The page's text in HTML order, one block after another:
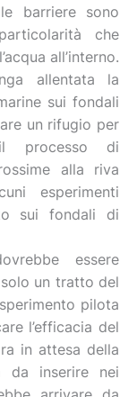
barriere sono
che
all’interno.
allentata la
sui fondali
un rifugio per
processo di
alla riva
esperimenti
sui fondali di
essere
un tratto del
pilota
l’efficacia del
in attesa della
da inserire nei